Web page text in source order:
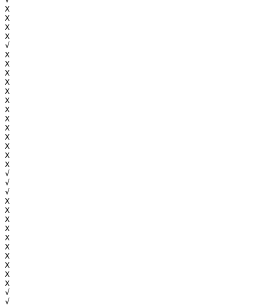
Х
Х
Х
Х
√
Х
Х
Х
Х
Х
Х
Х
Х
Х
Х
Х
Х
Х
√
√
√
Х
Х
Х
Х
Х
Х
Х
Х
Х
Х
√
√